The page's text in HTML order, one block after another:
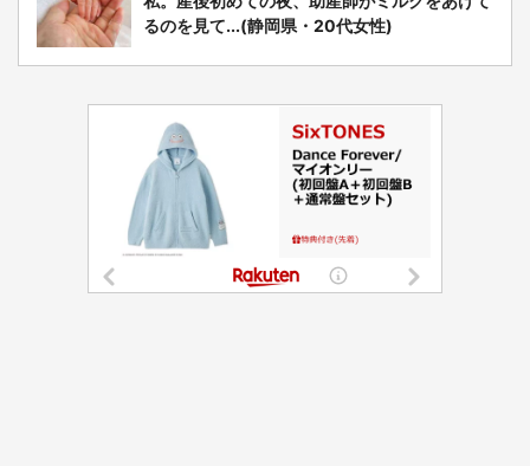
選択する
るのを見て...(静岡県・20代女性)